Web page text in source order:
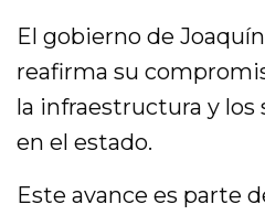
El gobierno de
reafirma su
la infraestructura y los
en el estado.
Este avance es parte